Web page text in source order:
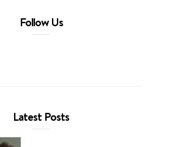
Follow Us
Latest Posts